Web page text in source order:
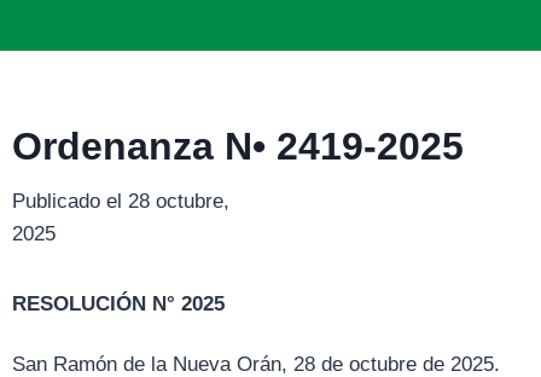
Ordenanza N• 2419-2025
Publicado el 28 octubre,
2025
RESOLUCIÓN N° 2025
San Ramón de la Nueva Orán, 28 de octubre de 2025.